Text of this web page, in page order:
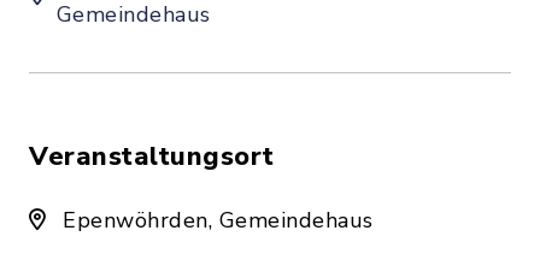
Gemeindehaus
Veranstaltungsort
Epenwöhrden, Gemeindehaus